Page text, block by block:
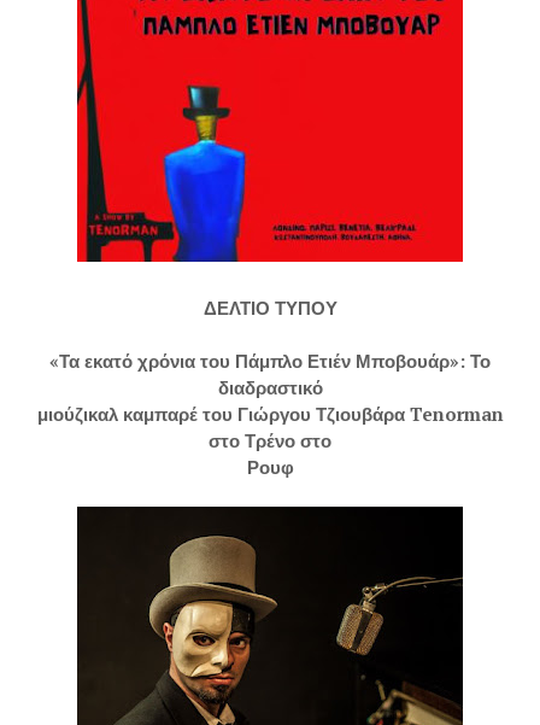
ΔΕΛΤΙΟ ΤΥΠΟΥ
«Τα εκατό χρόνια του Πάμπλο Ετιέν Μποβουάρ»: Το
διαδραστικό
μιούζικαλ καμπαρέ του Γιώργου Τζιουβάρα Tenorman
στο Τρένο στο
Ρουφ